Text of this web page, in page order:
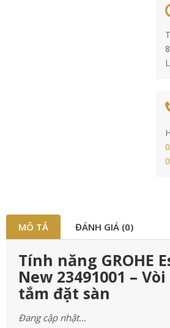
MÔ TẢ ĐÁNH GIÁ (0)
Tính năng GROHE
New 23491001 –
tắm đặt sàn
Đang cập nhật…